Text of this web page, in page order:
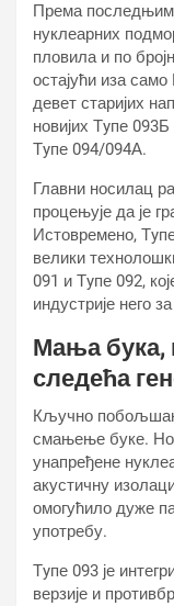
Према последњим
нуклеарних
пловила и по
остајући иза
девет старијих
новијих Тyпе
Тyпе 094/094А.
Главни носилац
процењује да је
Истовремено,
велики
091 и Тyпе 092,
индустрије него
Мања бука,
следећа
Кључно
смањење буке.
унапређене
акустичну
омогућило дуже
употребу.
Тyпе 093 је
верзије и